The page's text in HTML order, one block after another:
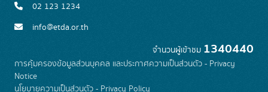
02 123 1234
info@etda.or.th
จำนวนผู้เข้าชม 1340440
การคุ้มครองข้อมูลส่วนบุคคล และประกาศความเป็นส่วนตัว - Privacy
Notice
นโยบายความเป็นส่วนตัว - Privacy Policy